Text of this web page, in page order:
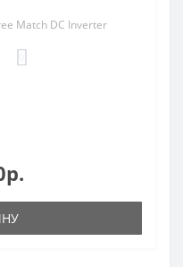
Match DC Inverter